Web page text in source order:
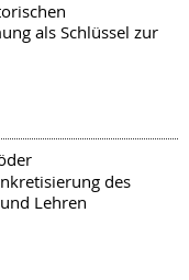
als Schlüssel zur
des
Lehren